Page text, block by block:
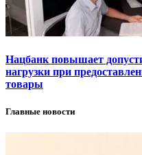
Нацбанк повышает
нагрузки при
товары
Главные новости